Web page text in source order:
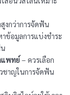
งกว่าการจัดฟัน
ข้อมูลการแบ่งชำระ
แพทย์– ควรเลือก
าญในการจัดฟัน